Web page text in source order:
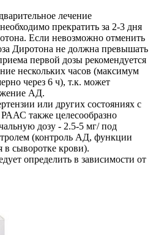
лечение
прекратить за 2-3 дня
Если невозможно отменить
Диротона не должна превышать
первой дозы рекомендуется
нескольких часов (максимум
через 6 ч), т.к. может
АД.
или других состояниях с
также целесообразно
дозу - 2.5-5 мг/ под
(контроль АД, функции
в сыворотке крови).
определить в зависимости от